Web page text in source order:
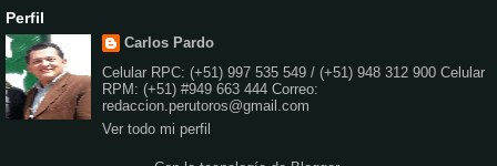
Perfil
Carlos Pardo
Celular RPC: (+51) 997 535 549 / (+51) 948 312 900 Celular
RPM: (+51) #949 663 444 Correo:
redaccion.perutoros@gmail.com
Ver todo mi perfil